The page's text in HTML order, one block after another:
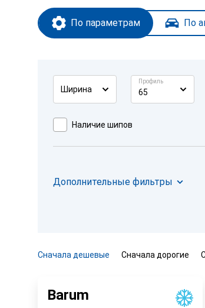
По параметрам По
Ширина
Профиль
65
Наличие шипов
Дополнительные фильтры
Сначала дешевые Сначала дорогие
Barum